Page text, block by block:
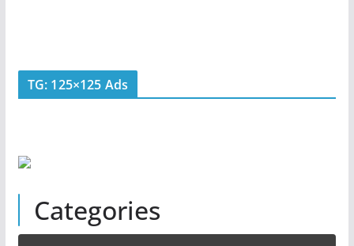
TG: 125×125 Ads
Categories